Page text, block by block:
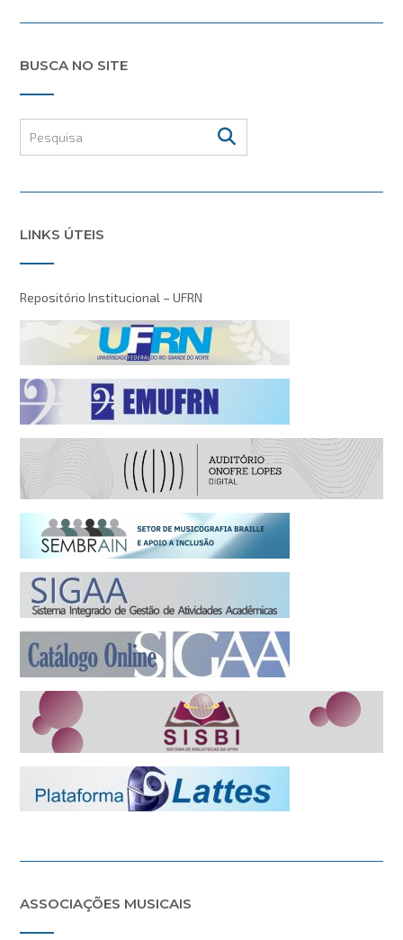
BUSCA NO SITE
LINKS ÚTEIS
Repositório Institucional – UFRN
ASSOCIAÇÕES MUSICAIS